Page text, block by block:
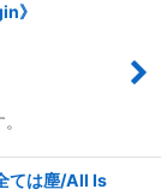
》
ては塵/All Is